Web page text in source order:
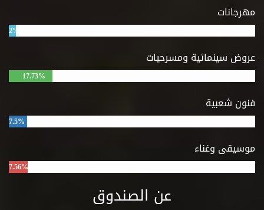
المتعمقة
الشقية عن
الفرعونية"
تبين لنا ما
طرأ على الفن
العريق من
تطورات على
مدى آلاف
وسوف نعرف
الاسباب
والعناصر التي
مهرجانات
2%
عروض سينمائية ومسرحيات
17.73%
فنون شعبية
7.5%
موسيقى وغناء
7.56%
عن الصندوق